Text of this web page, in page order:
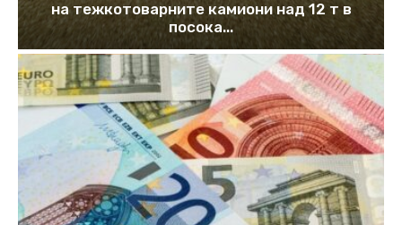
на тежкотоварните камиони над 12 т в
посока...